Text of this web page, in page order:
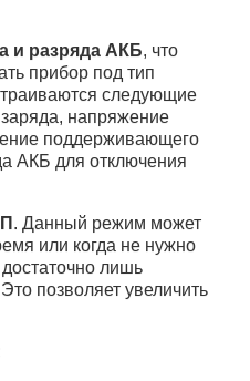
и разряда АКБ, что
прибор под тип
следующие
напряжение
поддерживающего
АКБ для отключения
. Данный режим может
или когда не нужно
лишь
позволяет увеличить